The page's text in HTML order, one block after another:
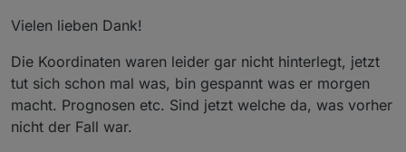
verwenden“ aktiviert hast, die Systemeinstellungen vom
Vielen lieben Dank!
Die Koordinaten waren leider gar nicht hinterlegt, jetzt
tut sich schon mal was, bin gespannt was er morgen
macht. Prognosen etc. Sind jetzt welche da, was vorher
nicht der Fall war.